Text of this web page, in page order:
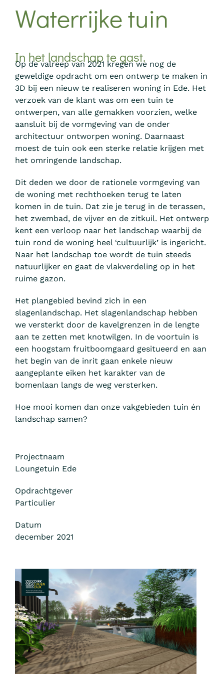
Waterrijke tuin
In het landschap te gast.
Op de valreep van 2021 kregen we nog de
geweldige opdracht om een ontwerp te maken in
3D bij een nieuw te realiseren woning in Ede. Het
verzoek van de klant was om een tuin te
ontwerpen, van alle gemakken voorzien, welke
aansluit bij de vormgeving van de onder
architectuur ontworpen woning. Daarnaast
moest de tuin ook een sterke relatie krijgen met
het omringende landschap.
Dit deden we door de rationele vormgeving van
de woning met rechthoeken terug te laten
komen in de tuin. Dat zie je terug in de terassen,
het zwembad, de vijver en de zitkuil. Het ontwerp
kent een verloop naar het landschap waarbij de
tuin rond de woning heel ‘cultuurlijk’ is ingericht.
Naar het landschap toe wordt de tuin steeds
natuurlijker en gaat de vlakverdeling op in het
ruime gazon.
Het plangebied bevind zich in een
slagenlandschap. Het slagenlandschap hebben
we versterkt door de kavelgrenzen in de lengte
aan te zetten met knotwilgen. In de voortuin is
een hoogstam fruitboomgaard gesitueerd en aan
het begin van de inrit gaan enkele nieuw
aangeplante eiken het karakter van de
bomenlaan langs de weg versterken.
Hoe mooi komen dan onze vakgebieden tuin én
landschap samen?
Projectnaam
Loungetuin Ede
Opdrachtgever
Particulier
Datum
december 2021